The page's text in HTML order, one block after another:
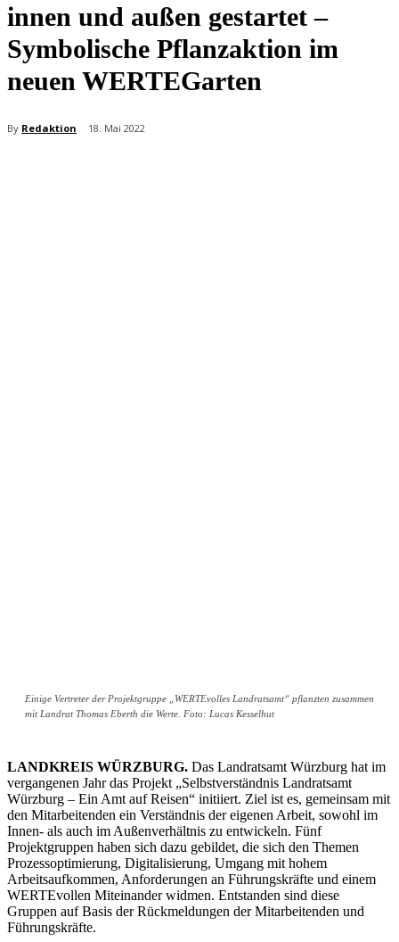
innen und außen gestartet –
Symbolische Pflanzaktion im
neuen WERTEGarten
By Redaktion 18. Mai 2022
Einige Vertreter der Projektgruppe „WERTEvolles Landratsamt“ pflanzten zusammen
mit Landrat Thomas Eberth die Werte. Foto: Lucas Kesselhut
LANDKREIS WÜRZBURG. Das Landratsamt Würzburg hat im
vergangenen Jahr das Projekt „Selbstverständnis Landratsamt
Würzburg – Ein Amt auf Reisen“ initiiert. Ziel ist es, gemeinsam mit
den Mitarbeitenden ein Verständnis der eigenen Arbeit, sowohl im
Innen- als auch im Außenverhältnis zu entwickeln. Fünf
Projektgruppen haben sich dazu gebildet, die sich den Themen
Prozessoptimierung, Digitalisierung, Umgang mit hohem
Arbeitsaufkommen, Anforderungen an Führungskräfte und einem
WERTEvollen Miteinander widmen. Entstanden sind diese
Gruppen auf Basis der Rückmeldungen der Mitarbeitenden und
Führungskräfte.